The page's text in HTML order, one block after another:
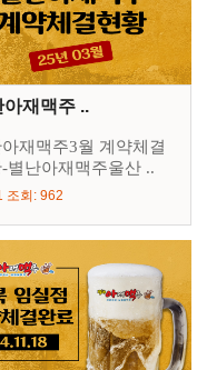
아재맥주 ..
재맥주3월 계약체결
별난아재맥주울산 ..
조회: 962